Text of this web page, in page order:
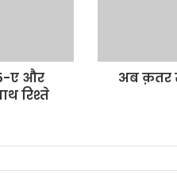
ए और
रिश्ते
अब क़तर